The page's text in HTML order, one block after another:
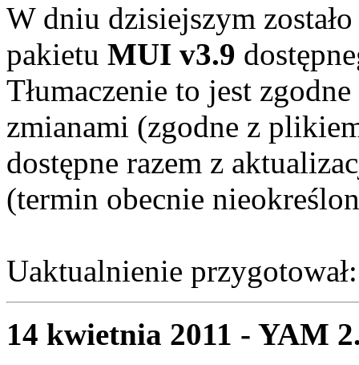
W dniu dzisiejszym
pakietu MUI v3.9
Tłumaczenie to jest
zmianami (zgodne z
dostępne razem z
(termin obecnie
Uaktualnienie
14 kwietnia 2011 - YAM